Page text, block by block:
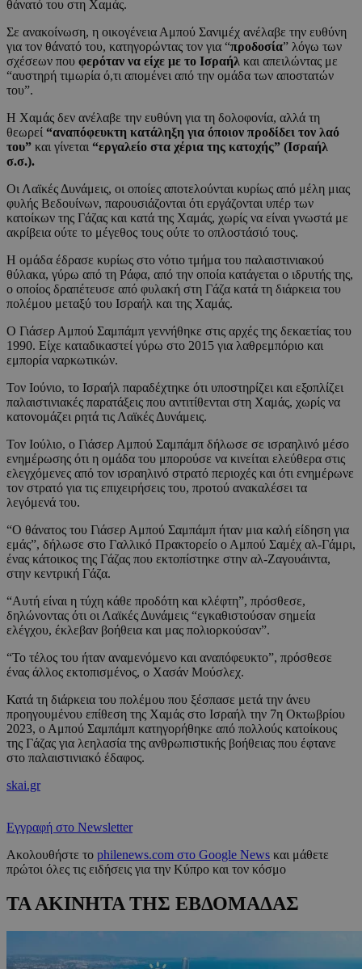
θάνατό του στη Χαμάς.
Σε ανακοίνωση, η οικογένεια Αμπού Σανιμέχ ανέλαβε την ευθύνη
για τον θάνατό του, κατηγορώντας τον για “προδοσία” λόγω των
σχέσεων που φερόταν να είχε με το Ισραήλ και απειλώντας με
“αυστηρή τιμωρία ό,τι απομένει από την ομάδα των αποστατών
του”.
Η Χαμάς δεν ανέλαβε την ευθύνη για τη δολοφονία, αλλά τη
θεωρεί “αναπόφευκτη κατάληξη για όποιον προδίδει τον λαό
του” και γίνεται “εργαλείο στα χέρια της κατοχής” (Ισραήλ
σ.σ.).
Οι Λαϊκές Δυνάμεις, οι οποίες αποτελούνται κυρίως από μέλη μιας
φυλής Βεδουίνων, παρουσιάζονται ότι εργάζονται υπέρ των
κατοίκων της Γάζας και κατά της Χαμάς, χωρίς να είναι γνωστά με
ακρίβεια ούτε το μέγεθος τους ούτε το οπλοστάσιό τους.
Η ομάδα έδρασε κυρίως στο νότιο τμήμα του παλαιστινιακού
θύλακα, γύρω από τη Ράφα, από την οποία κατάγεται ο ιδρυτής της,
ο οποίος δραπέτευσε από φυλακή στη Γάζα κατά τη διάρκεια του
πολέμου μεταξύ του Ισραήλ και της Χαμάς.
Ο Γιάσερ Αμπού Σαμπάμπ γεννήθηκε στις αρχές της δεκαετίας του
1990. Είχε καταδικαστεί γύρω στο 2015 για λαθρεμπόριο και
εμπορία ναρκωτικών.
Τον Ιούνιο, το Ισραήλ παραδέχτηκε ότι υποστηρίζει και εξοπλίζει
παλαιστινιακές παρατάξεις που αντιτίθενται στη Χαμάς, χωρίς να
κατονομάζει ρητά τις Λαϊκές Δυνάμεις.
Τον Ιούλιο, ο Γιάσερ Αμπού Σαμπάμπ δήλωσε σε ισραηλινό μέσο
ενημέρωσης ότι η ομάδα του μπορούσε να κινείται ελεύθερα στις
ελεγχόμενες από τον ισραηλινό στρατό περιοχές και ότι ενημέρωνε
τον στρατό για τις επιχειρήσεις του, προτού ανακαλέσει τα
λεγόμενά του.
“Ο θάνατος του Γιάσερ Αμπού Σαμπάμπ ήταν μια καλή είδηση για
εμάς”, δήλωσε στο Γαλλικό Πρακτορείο ο Αμπού Σαμέχ αλ-Γάμρι,
ένας κάτοικος της Γάζας που εκτοπίστηκε στην αλ-Ζαγουάιντα,
στην κεντρική Γάζα.
“Αυτή είναι η τύχη κάθε προδότη και κλέφτη”, πρόσθεσε,
δηλώνοντας ότι οι Λαϊκές Δυνάμεις “εγκαθιστούσαν σημεία
ελέγχου, έκλεβαν βοήθεια και μας πολιορκούσαν”.
“Το τέλος του ήταν αναμενόμενο και αναπόφευκτο”, πρόσθεσε
ένας άλλος εκτοπισμένος, ο Χασάν Μούσλεχ.
Κατά τη διάρκεια του πολέμου που ξέσπασε μετά την άνευ
προηγουμένου επίθεση της Χαμάς στο Ισραήλ την 7η Οκτωβρίου
2023, ο Αμπού Σαμπάμπ κατηγορήθηκε από πολλούς κατοίκους
της Γάζας για λεηλασία της ανθρωπιστικής βοήθειας που έφτανε
στο παλαιστινιακό έδαφος.
skai.gr
Εγγραφή στο Newsletter
Ακολουθήστε το philenews.com στο Google News και μάθετε
πρώτοι όλες τις ειδήσεις για την Κύπρο και τον κόσμο
ΤΑ ΑΚΙΝΗΤΑ ΤΗΣ ΕΒΔΟΜΑΔΑΣ